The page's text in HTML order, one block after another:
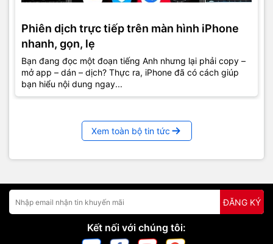
Phiên dịch trực tiếp trên màn hình iPhone
nhanh, gọn, lẹ
Bạn đang đọc một đoạn tiếng Anh nhưng lại phải copy –
mở app – dán – dịch? Thực ra, iPhone đã có cách giúp
bạn hiểu nội dung ngay...
Xem toàn bộ tin tức
ĐĂNG KÝ
Kết nối với chúng tôi: